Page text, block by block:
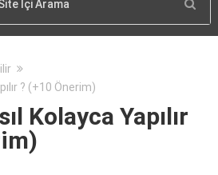
? (+10 Önerim)
Kolayca Yapılır